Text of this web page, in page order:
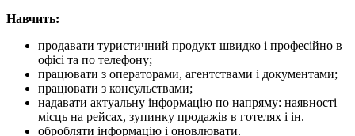
Навчить:
продавати туристичний продукт швидко і професійно в
офісі та по телефону;
працювати з операторами, агентствами і документами;
працювати з консульствами;
надавати актуальну інформацію по напряму: наявності
місць на рейсах, зупинку продажів в готелях і ін.
обробляти інформацію і оновлювати.